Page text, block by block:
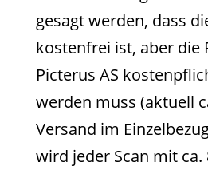
gesagt werden, dass
kostenfrei ist, aber die
Picterus AS
werden muss (aktuell
Versand im
wird jeder Scan mit ca.